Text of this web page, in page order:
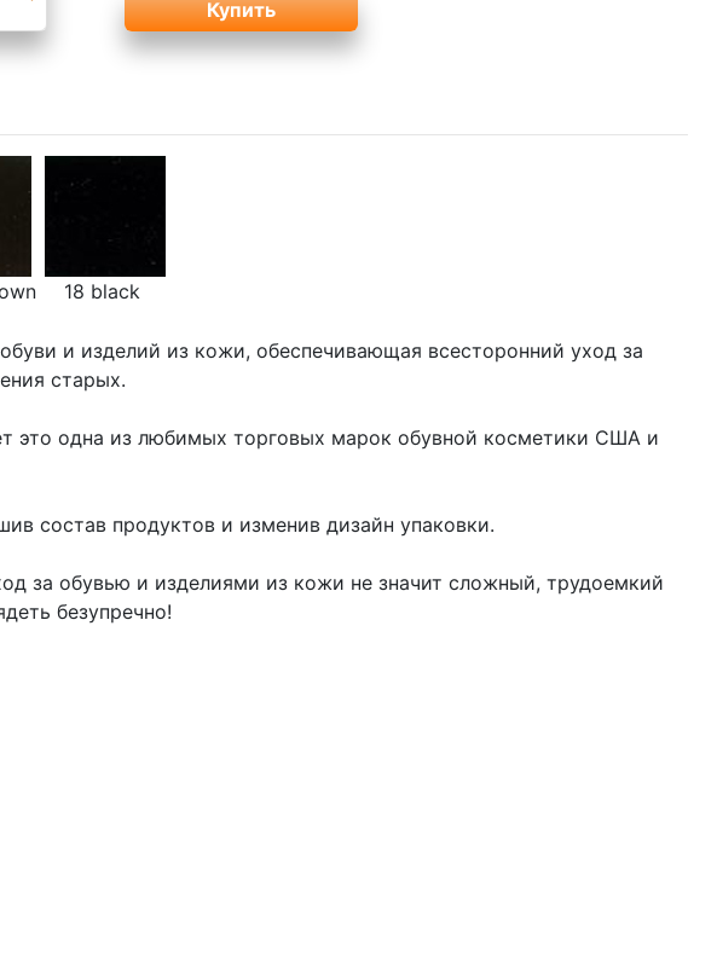
18 black
и изделий из кожи, обеспечивающая всесторонний уход за
старых.
это одна из любимых торговых марок обувной косметики США и
состав продуктов и изменив дизайн упаковки.
за обувью и изделиями из кожи не значит сложный, трудоемкий
безупречно!